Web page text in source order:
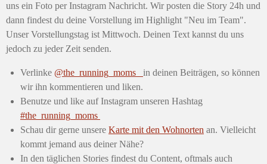
uns ein Foto per Instagram Nachricht. Wir posten die Story 24h und
dann findest du deine Vorstellung im Highlight "Neu im Team".
Unser Vorstellungstag ist Mittwoch. Deinen Text kannst du uns
jedoch zu jeder Zeit senden.
Verlinke @the_running_moms_ in deinen Beiträgen, so können
wir ihn kommentieren und liken.
Benutze und like auf Instagram unseren Hashtag
#the_running_moms
Schau dir gerne unsere Karte mit den Wohnorten an. Vielleicht
kommt jemand aus deiner Nähe?
In den täglichen Stories findest du Content, oftmals auch